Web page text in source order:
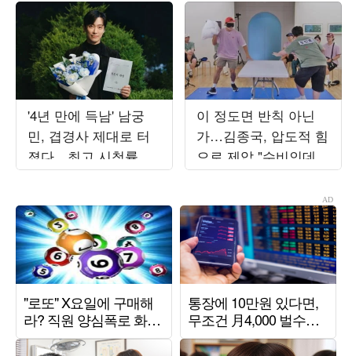
'4년 만에 득남' 남궁
민, 겹경사 제대로 터
졌다…최고 시청률 찍
고 "작은 감정 안 놓쳐"
이 정도면 반칙 아닌
가…김종국, 압도적 힘
으로 제압 "수비인데도
압도적" ('런닝맨')